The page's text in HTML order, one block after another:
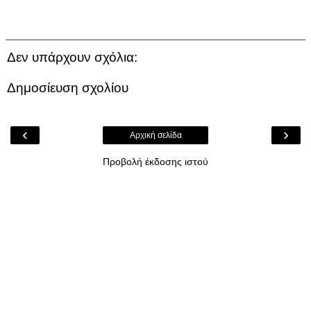
Δεν υπάρχουν σχόλια:
Δημοσίευση σχολίου
‹ ›
Αρχική σελίδα
Προβολή έκδοσης ιστού